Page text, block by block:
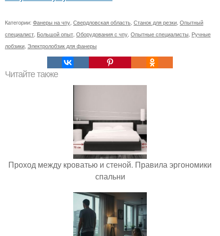
Категории: Фанеры на чпу Свердловская область Станок для резки Опытный
специалист Большой опыт Оборудования с чпу Опытные специалисты Ручные
лобзики Электролобзик для фанеры
Читайте также
Проход между кроватью и стеной. Правила эргономики
спальни